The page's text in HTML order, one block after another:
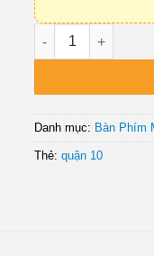
Thay Bàn Phím
Danh mục: Bàn Phím
Thẻ:quận 10